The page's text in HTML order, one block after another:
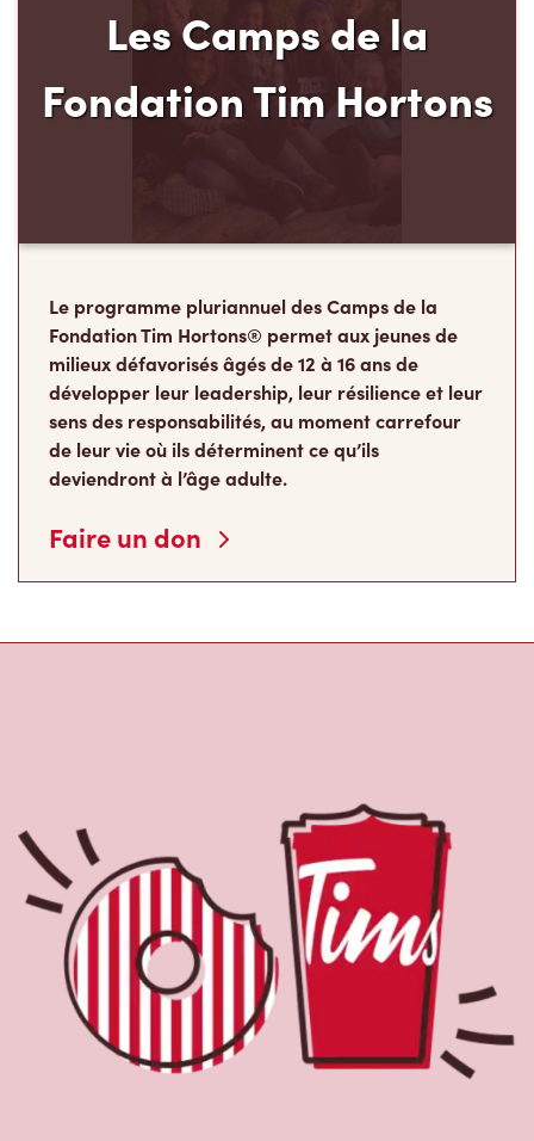
Les Camps de la
Fondation Tim Hortons
Le programme pluriannuel des Camps de la
Fondation Tim Hortons® permet aux jeunes de
milieux défavorisés âgés de 12 à 16 ans de
développer leur leadership, leur résilience et leur
sens des responsabilités, au moment carrefour
de leur vie où ils déterminent ce qu’ils
deviendront à l’âge adulte.
Faire un don